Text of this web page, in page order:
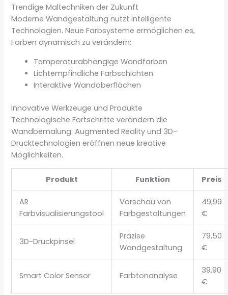
Trendige Maltechniken der Zukunft
Moderne Wandgestaltung nutzt intelligente
Technologien. Neue Farbsysteme ermöglichen es,
Farben dynamisch zu verändern:
Temperaturabhängige Wandfarben
Lichtempfindliche Farbschichten
Interaktive Wandoberflächen
Innovative Werkzeuge und Produkte
Technologische Fortschritte verändern die
Wandbemalung. Augmented Reality und 3D-
Drucktechnologien eröffnen neue kreative
Möglichkeiten.
Produkt Funktion Preis
AR
Farbvisualisierungstool
Vorschau von
Farbgestaltungen
49,99
€
3D-Druckpinsel
Präzise
Wandgestaltung
79,50
€
Smart Color Sensor Farbtonanalyse
39,90
€